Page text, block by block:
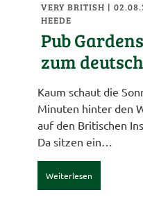
VERY BRITISH |
HEEDE
Pub
zum
Kaum schaut die
Minuten hinter den
auf den Britischen
Da sitzen ein…
Weiterlesen